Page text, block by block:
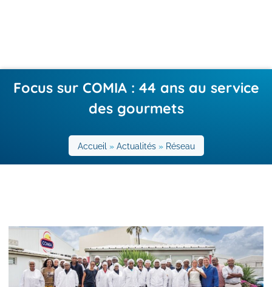
Focus sur COMIA : 44 ans au service
des gourmets
Accueil » Actualités» Réseau